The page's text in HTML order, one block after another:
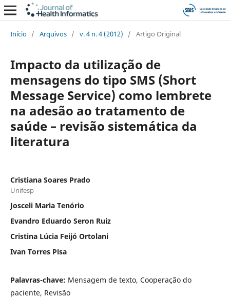
Início / Arquivos / v. 4 n. 4 (2012) / Artigo Original
Impacto da utilização de
mensagens do tipo SMS (Short
Message Service) como lembrete
na adesão ao tratamento de
saúde – revisão sistemática da
literatura
Cristiana Soares Prado
Unifesp
Josceli Maria Tenório
Evandro Eduardo Seron Ruiz
Cristina Lúcia Feijó Ortolani
Ivan Torres Pisa
Palavras-chave: Mensagem de texto, Cooperação do
paciente, Revisão